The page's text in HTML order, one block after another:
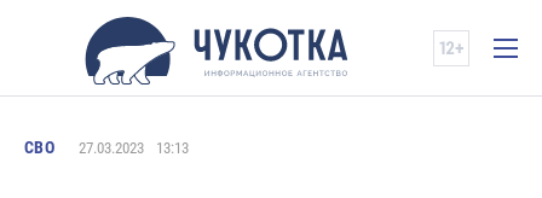
СВО 27.03.2023 13:13